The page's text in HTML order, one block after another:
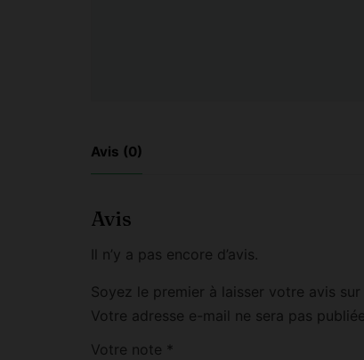
Avis (0)
Avis
Il n’y a pas encore d’avis.
Soyez le premier à laisser votre avis sur
Votre adresse e-mail ne sera pas publiée.
Votre note *